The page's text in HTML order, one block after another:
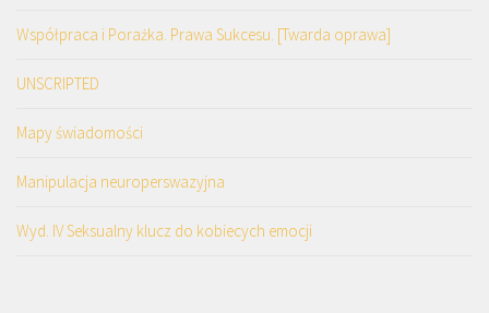
Współpraca i Porażka. Prawa Sukcesu. [Twarda oprawa]
UNSCRIPTED
Mapy świadomości
Manipulacja neuroperswazyjna
Wyd. IV Seksualny klucz do kobiecych emocji